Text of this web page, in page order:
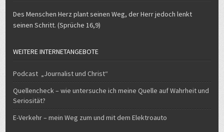
Des Menschen Herz plant seinen Weg, der Herr jedoch lenkt
seinen Schritt. (Sprüche 16,9)
WEITERE INTERNETANGEBOTE
Podcast „Journalist und Christ“
Quellencheck – wie untersuche ich meine Quelle auf Wahrheit und
Seriosität?
E-Verkehr – mein Weg zum und mit dem Elektroauto